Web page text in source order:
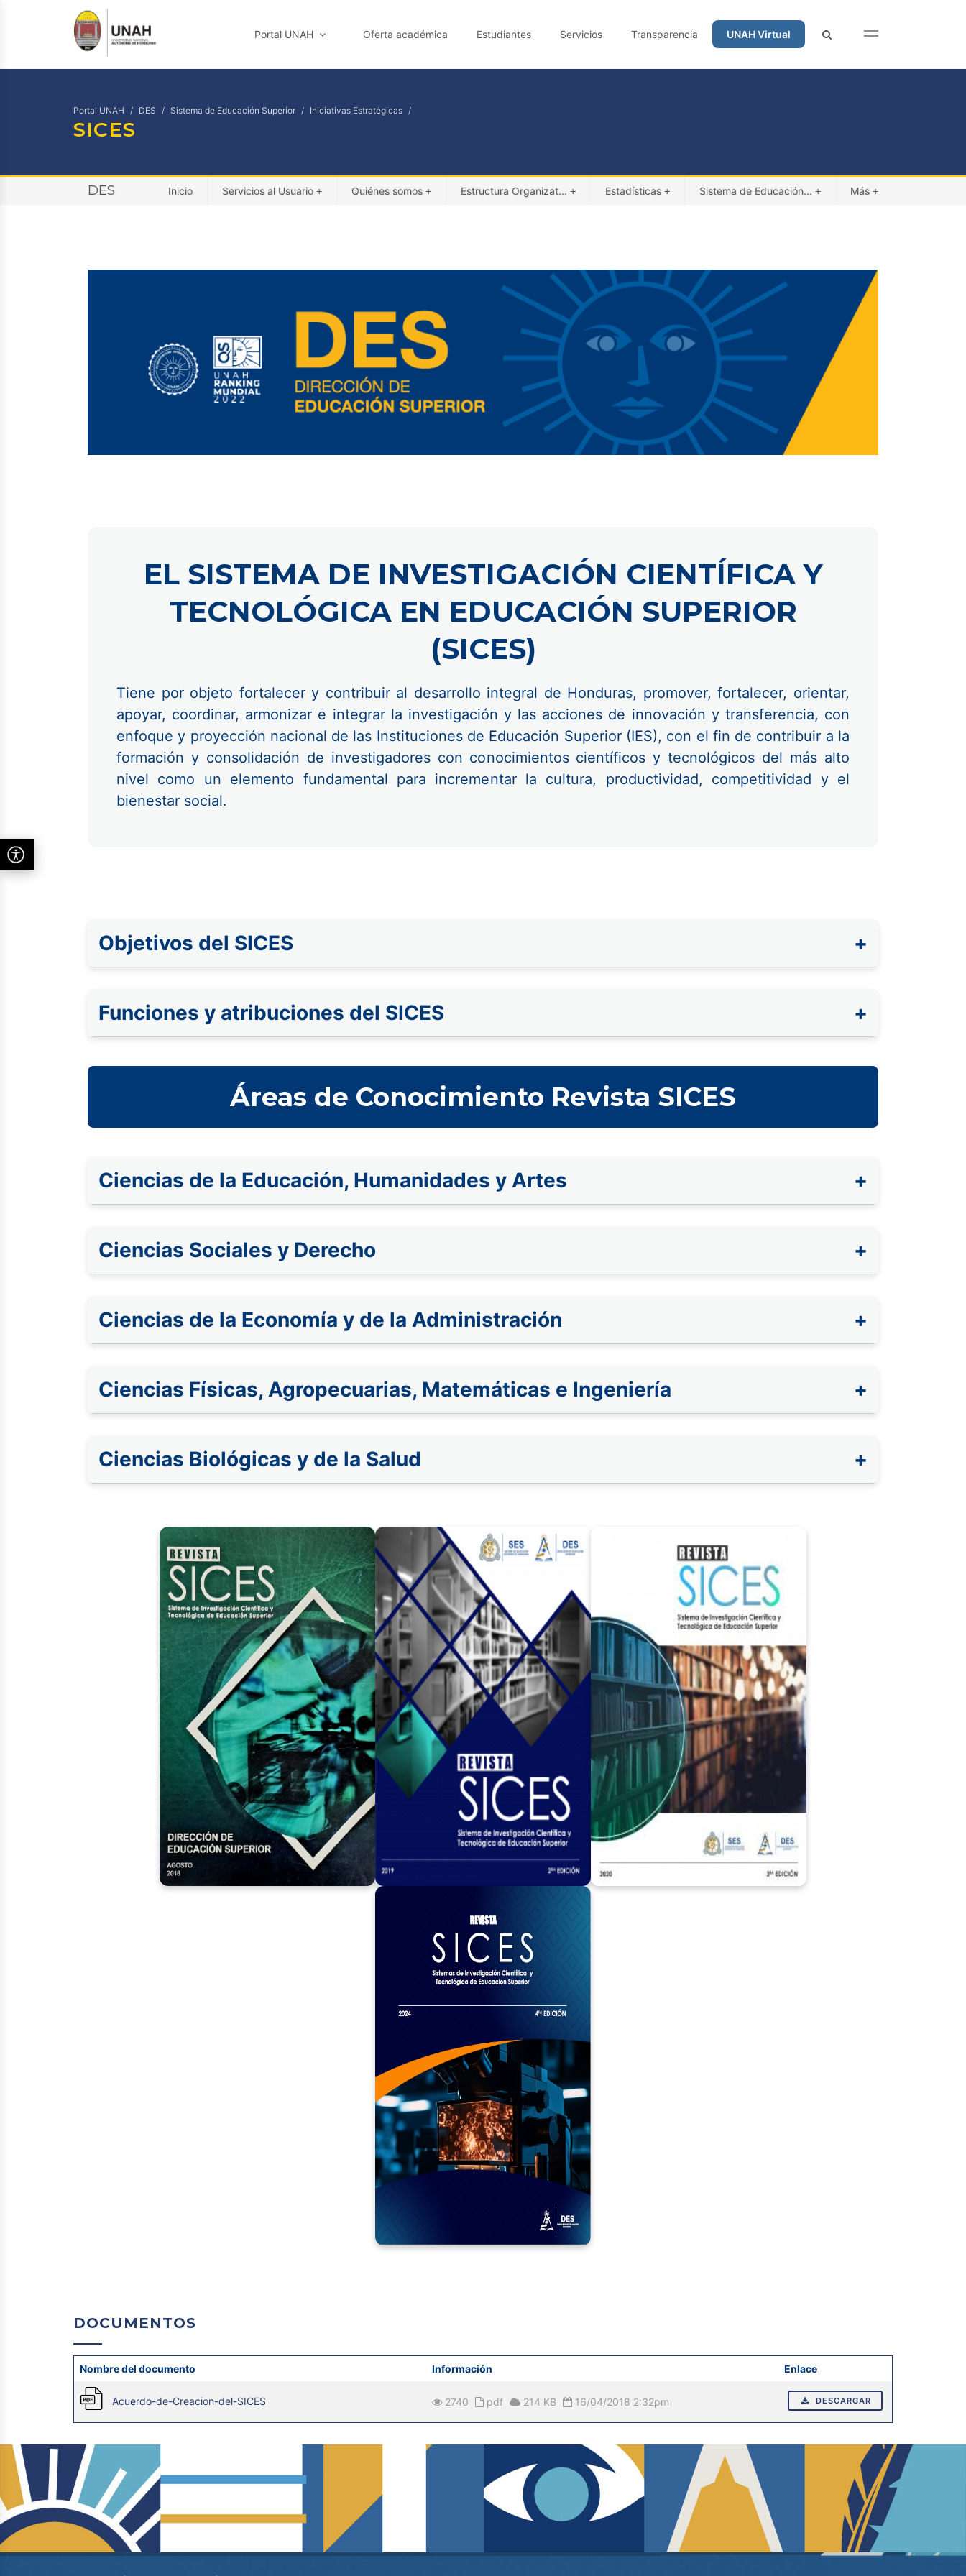
Portal UNAH Oferta académica Estudiantes Servicios Transparencia UNAH Virtual
Portal UNAH DES Sistema de Educación Superior Iniciativas Estratégicas
SICES
DES Inicio +
Servicios al Usuario +
Quiénes somos +
Estructura Organizat... +
Estadísticas +
Sistema de Educación... +
Más
EL SISTEMA DE INVESTIGACIÓN CIENTÍFICA Y
TECNOLÓGICA EN EDUCACIÓN SUPERIOR
(SICES)
Tiene por objeto fortalecer y contribuir al desarrollo integral de Honduras, promover, fortalecer, orientar,
apoyar, coordinar, armonizar e integrar la investigación y las acciones de innovación y transferencia, con
enfoque y proyección nacional de las Instituciones de Educación Superior (IES), con el fin de contribuir a la
formación y consolidación de investigadores con conocimientos científicos y tecnológicos del más alto
nivel como un elemento fundamental para incrementar la cultura, productividad, competitividad y el
bienestar social.
Objetivos del SICES +
Funciones y atribuciones del SICES +
Áreas de Conocimiento Revista SICES
Ciencias de la Educación, Humanidades y Artes +
Ciencias Sociales y Derecho +
Ciencias de la Economía y de la Administración +
Ciencias Físicas, Agropecuarias, Matemáticas e Ingeniería +
Ciencias Biológicas y de la Salud +
DOCUMENTOS
Nombre del documento Información Enlace
Acuerdo-de-Creacion-del-SICES 2740 pdf 214 KB 16/04/2018 2:32pm DESCARGAR